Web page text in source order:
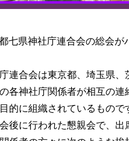
県神社庁連合会の総会が
連合会は東京都、埼玉県、
各神社庁関係者が相互の
的に組織されているもので
後に行われた懇親会で、出